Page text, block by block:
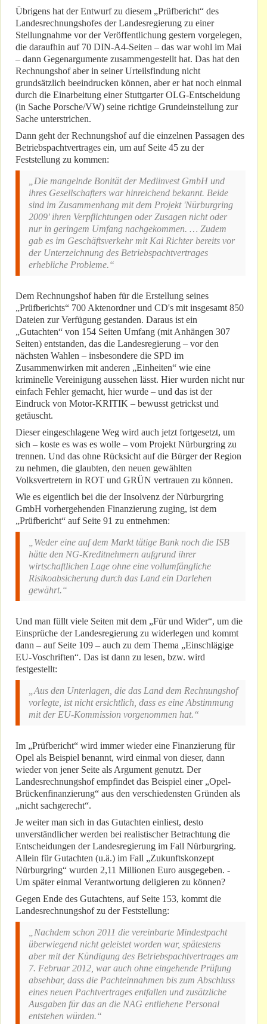
Übrigens hat der Entwurf zu diesem „Prüfbericht“ des
Landesrechnungshofes der Landesregierung zu einer
Stellungnahme vor der Veröffentlichung gestern vorgelegen,
die daraufhin auf 70 DIN-A4-Seiten – das war wohl im Mai
– dann Gegenargumente zusammengestellt hat. Das hat den
Rechnungshof aber in seiner Urteilsfindung nicht
grundsätzlich beeindrucken können, aber er hat noch einmal
durch die Einarbeitung einer Stuttgarter OLG-Entscheidung
(in Sache Porsche/VW) seine richtige Grundeinstellung zur
Sache unterstrichen.
Dann geht der Rechnungshof auf die einzelnen Passagen des
Betriebspachtvertrages ein, um auf Seite 45 zu der
Feststellung zu kommen:
„Die mangelnde Bonität der Mediinvest GmbH und
ihres Gesellschafters war hinreichend bekannt. Beide
sind im Zusammenhang mit dem Projekt 'Nürburgring
2009' ihren Verpflichtungen oder Zusagen nicht oder
nur in geringem Umfang nachgekommen. … Zudem
gab es im Geschäftsverkehr mit Kai Richter bereits vor
der Unterzeichnung des Betriebspachtvertrages
erhebliche Probleme.“
Dem Rechnungshof haben für die Erstellung seines
„Prüfberichts“ 700 Aktenordner und CD's mit insgesamt 850
Dateien zur Verfügung gestanden. Daraus ist ein
„Gutachten“ von 154 Seiten Umfang (mit Anhängen 307
Seiten) entstanden, das die Landesregierung – vor den
nächsten Wahlen – insbesondere die SPD im
Zusammenwirken mit anderen „Einheiten“ wie eine
kriminelle Vereinigung aussehen lässt. Hier wurden nicht nur
einfach Fehler gemacht, hier wurde – und das ist der
Eindruck von Motor-KRITIK – bewusst getrickst und
getäuscht.
Dieser eingeschlagene Weg wird auch jetzt fortgesetzt, um
sich – koste es was es wolle – vom Projekt Nürburgring zu
trennen. Und das ohne Rücksicht auf die Bürger der Region
zu nehmen, die glaubten, den neuen gewählten
Volksvertretern in ROT und GRÜN vertrauen zu können.
Wie es eigentlich bei die der Insolvenz der Nürburgring
GmbH vorhergehenden Finanzierung zuging, ist dem
„Prüfbericht“ auf Seite 91 zu entnehmen:
„Weder eine auf dem Markt tätige Bank noch die ISB
hätte den NG-Kreditnehmern aufgrund ihrer
wirtschaftlichen Lage ohne eine vollumfängliche
Risikoabsicherung durch das Land ein Darlehen
gewährt.“
Und man füllt viele Seiten mit dem „Für und Wider“, um die
Einsprüche der Landesregierung zu widerlegen und kommt
dann – auf Seite 109 – auch zu dem Thema „Einschlägige
EU-Voschriften“. Das ist dann zu lesen, bzw. wird
festgestellt:
„Aus den Unterlagen, die das Land dem Rechnungshof
vorlegte, ist nicht ersichtlich, dass es eine Abstimmung
mit der EU-Kommission vorgenommen hat.“
Im „Prüfbericht“ wird immer wieder eine Finanzierung für
Opel als Beispiel benannt, wird einmal von dieser, dann
wieder von jener Seite als Argument genutzt. Der
Landesrechnungshof empfindet das Beispiel einer „Opel-
Brückenfinanzierung“ aus den verschiedensten Gründen als
„nicht sachgerecht“.
Je weiter man sich in das Gutachten einliest, desto
unverständlicher werden bei realistischer Betrachtung die
Entscheidungen der Landesregierung im Fall Nürburgring.
Allein für Gutachten (u.ä.) im Fall „Zukunftskonzept
Nürburgring“ wurden 2,11 Millionen Euro ausgegeben. -
Um später einmal Verantwortung deligieren zu können?
Gegen Ende des Gutachtens, auf Seite 153, kommt die
Landesrechnungshof zu der Feststellung:
„Nachdem schon 2011 die vereinbarte Mindestpacht
überwiegend nicht geleistet worden war, spätestens
aber mit der Kündigung des Betriebspachtvertrages am
7. Februar 2012, war auch ohne eingehende Prüfung
absehbar, dass die Pachteinnahmen bis zum Abschluss
eines neuen Pachtvertrages entfallen und zusätzliche
Ausgaben für das an die NAG entliehene Personal
entstehen würden.“